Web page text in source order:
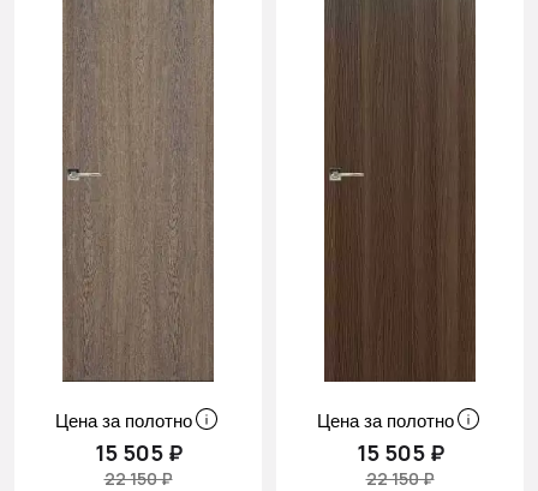
Цена за полотно
15 505 ₽
22 150 ₽
Цена за полотно
15 505 ₽
22 150 ₽